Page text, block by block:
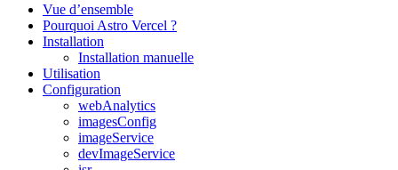
Vue d’ensemble
Pourquoi Astro Vercel ?
Installation
Installation manuelle
Utilisation
Configuration
webAnalytics
imagesConfig
imageService
devImageService